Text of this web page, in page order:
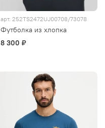
арт. 252TS2472UJ00708/73078
Футболка из хлопка
8 300 ₽